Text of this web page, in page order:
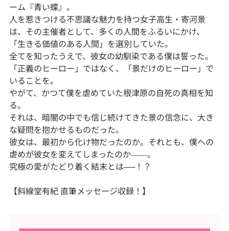
ーム『青い蝶』。
人を惹きつける不思議な魅力を持つ女子高生・寄河景
は、その主催者として、多くの人間をふるいにかけ、
「生きる価値のある人間」を選別していた。
全てを知ったうえで、彼女の幼馴染である僕は誓った。
「正義のヒーロー」ではなく、「景だけのヒーロー」で
いることを。
やがて、かつて僕を虐めていた根津原の自死の真相を知
る。
それは、暗闇の中でも信じ続けてきた景の信念に、大き
な疑問を抱かせるものだった。
彼女は、最初から化け物だったのか。それとも、僕への
虐めが彼女を変えてしまったのか――。
究極の愛がたどり着く結末とは──！？
【斜線堂有紀 直筆メッセージ収録！】